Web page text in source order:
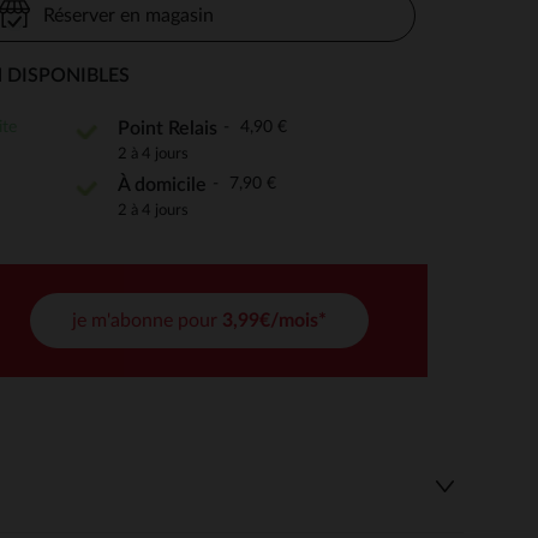
de confidentialité, en garantissant la conformité avec
Réserver en magasin
Point Relais 4,90 €
2 à 4 jours
À domicile 7,90 €
2 à 4 jours
je m'abonne pour 3,99€/mois*